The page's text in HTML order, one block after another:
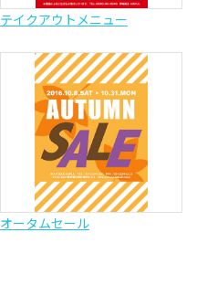
テイクアウトメニュー
オータムセール